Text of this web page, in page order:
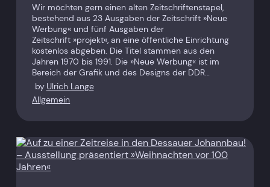
Wir möchten gern einen alten Zeitschriftenstapel,
bestehend aus 23 Ausgaben der Zeitschrift »Neue
Werbung« und fünf Ausgaben der
Zeitschrift »projekt«, an eine öffentliche Einrichtung
kostenlos abgeben. Die Titel stammen aus den
Jahren 1970 bis 1991. Die »Neue Werbung« ist im
Bereich der Grafik und des Designs der DDR…
by Ulrich Lange
Allgemein